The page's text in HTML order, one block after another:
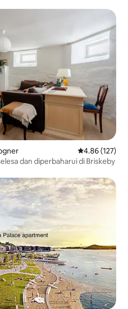
Penarafan
4.86 (127)
dan diperbaharui di Briskeby